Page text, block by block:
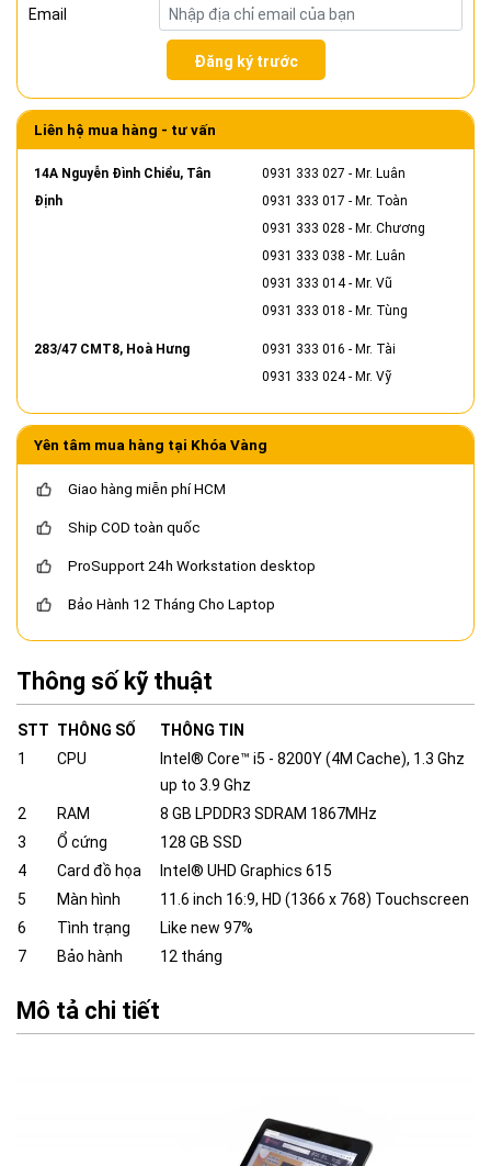
Email
Đăng ký trước
Liên hệ mua hàng - tư vấn
14A Nguyễn Đình Chiểu, Tân
Định
0931 333 027 - Mr. Luân
0931 333 017 - Mr. Toàn
0931 333 028 - Mr. Chương
0931 333 038 - Mr. Luân
0931 333 014- Mr. Vũ
0931 333 018 - Mr. Tùng
283/47 CMT8, Hoà Hưng 0931 333 016 - Mr. Tài
0931 333 024- Mr. Vỹ
Yên tâm mua hàng tại Khóa Vàng
Giao hàng miễn phí HCM
Ship COD toàn quốc
ProSupport 24h Workstation desktop
Bảo Hành 12 Tháng Cho Laptop
Thông số kỹ thuật
STT THÔNG SỐ
THÔNG TIN
1
CPU
Intel® Core™ i5 - 8200Y (4M Cache), 1.3 Ghz
up to 3.9 Ghz
2
RAM
8 GB LPDDR3 SDRAM 1867MHz
3
Ổ cứng
128 GB SSD
4
Card đồ họa
Intel® UHD Graphics 615
5
Màn hình
11.6 inch 16:9, HD (1366 x 768) Touchscreen
6
Tình trạng
Like new 97%
7
Bảo hành 12 tháng
Mô tả chi tiết